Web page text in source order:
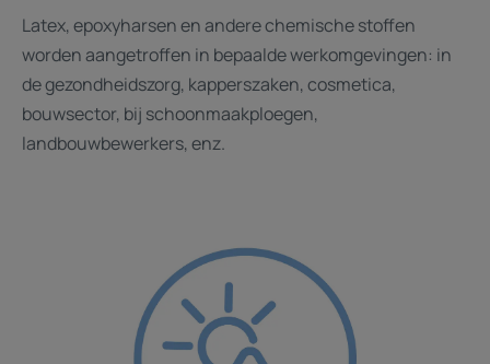
Latex, epoxyharsen en andere chemische stoffen
worden aangetroffen in bepaalde werkomgevingen: in
de gezondheidszorg, kapperszaken, cosmetica,
bouwsector, bij schoonmaakploegen,
landbouwbewerkers, enz.